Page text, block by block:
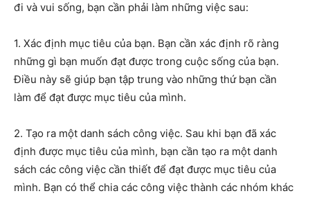
đi và vui sống, bạn cần phải làm những việc sau:
1. Xác định mục tiêu của bạn. Bạn cần xác định rõ ràng
những gì bạn muốn đạt được trong cuộc sống của bạn.
Điều này sẽ giúp bạn tập trung vào những thứ bạn cần
làm để đạt được mục tiêu của mình.
2. Tạo ra một danh sách công việc. Sau khi bạn đã xác
định được mục tiêu của mình, bạn cần tạo ra một danh
sách các công việc cần thiết để đạt được mục tiêu của
mình. Bạn có thể chia các công việc thành các nhóm khác